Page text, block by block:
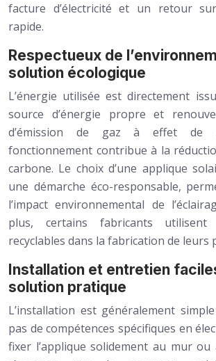
facture d’électricité et un retour
rapide.
Respectueux de
solution écologique
L’énergie utilisée est directement
source d’énergie propre et
d’émission de gaz à effet de
fonctionnement contribue à la
carbone. Le choix d’une applique
une démarche éco-responsable,
l’impact environnemental de
plus, certains fabricants utilisent
recyclables dans la fabrication de leurs
Installation et entretien
solution pratique
L’installation est généralement
pas de compétences spécifiques en
fixer l’applique solidement au mur